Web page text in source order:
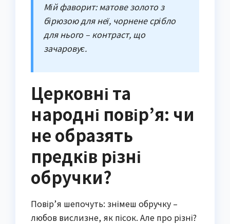
Мій фаворит: матове золото з
бірюзою для неї, чорнене срібло
для нього – контраст, що
зачаровує.
Церковні та
народні повір’я: чи
не образять
предків різні
обручки?
Повір’я шепочуть: знімеш обручку –
любов вислизне, як пісок. Але про різні?